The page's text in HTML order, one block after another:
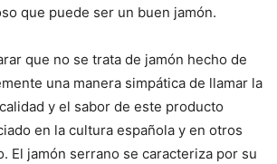
que puede ser un buen jamón.
que no se trata de jamón hecho de
una manera simpática de llamar la
y el sabor de este producto
en la cultura española y en otros
El jamón serrano se caracteriza por su